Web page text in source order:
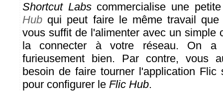
Shortcut Labscommercialise une
Hub qui peut faire le même travail
vous suffit de l'alimenter avec un simple
la connecter à votre réseau. On a
furieusement bien. Par contre, vous
besoin de faire tourner l'application Flic
pour configurer le Flic Hub.